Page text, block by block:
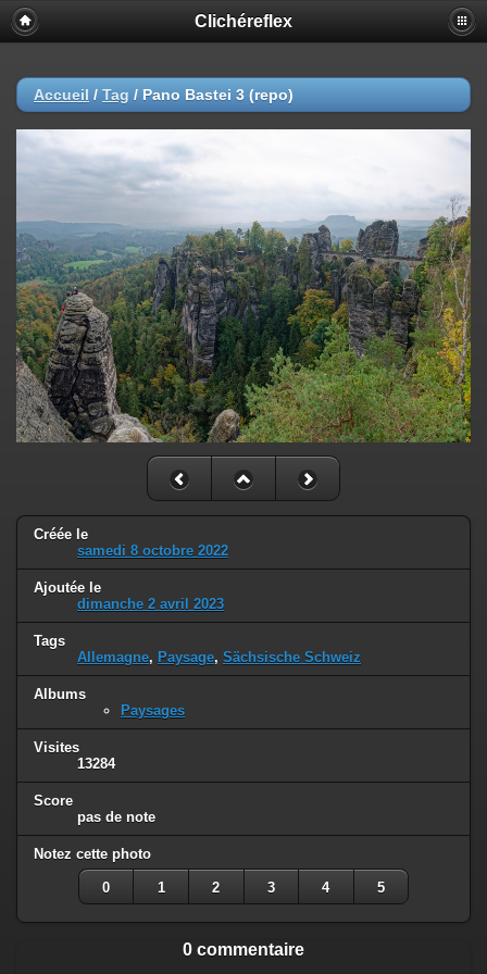
Clichéreflex
Accueil / Tag / Pano Bastei 3 (repo)
Créée le
samedi 8 octobre 2022
Ajoutée le
dimanche 2 avril 2023
Tags
Allemagne, Paysage, Sächsische Schweiz
Albums
Paysages
Visites
13284
Score
pas de note
Notez cette photo
0 1 2 3 4 5
0 commentaire